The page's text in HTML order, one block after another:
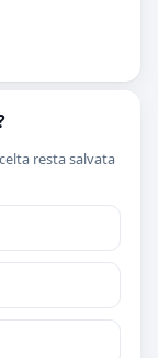
resta salvata